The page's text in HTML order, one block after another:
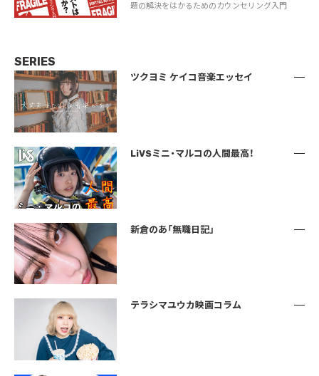
題の解決をはかるためのカウンセリング入門
SERIES
ツクヨミ ケイコ音楽エッセイ
LiVSミニ・マルコの人間最高！
新倉のあ「無職日記」
テラシマユウカ映画コラム